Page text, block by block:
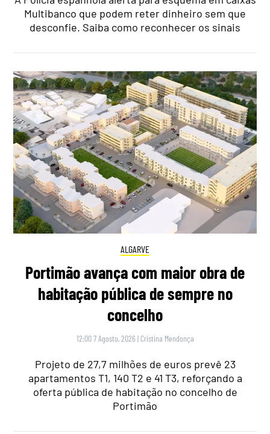
Multibanco que podem reter dinheiro sem que
desconfie. Saiba como reconhecer os sinais
ALGARVE
Portimão avança com maior obra de
habitação pública de sempre no
concelho
12:00 7 Agosto, 2026 | Cristina Mendonça
Projeto de 27,7 milhões de euros prevê 23
apartamentos T1, 140 T2 e 41 T3, reforçando a
oferta pública de habitação no concelho de
Portimão